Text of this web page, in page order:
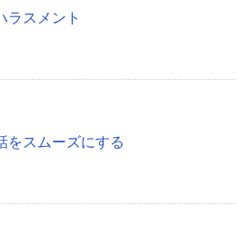
ラスメント
をスムーズにする